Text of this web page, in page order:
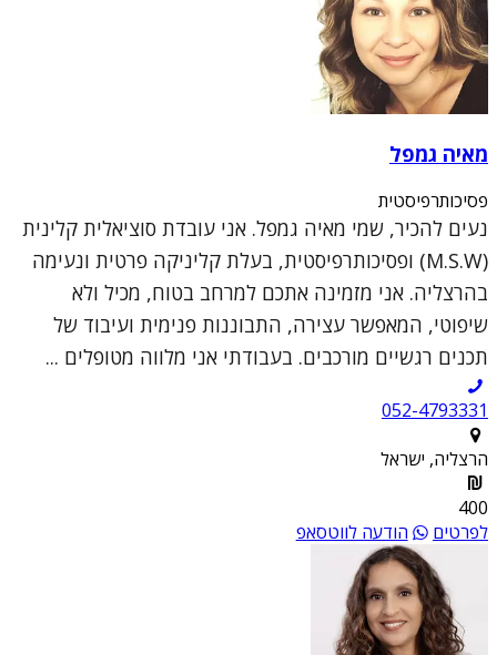
מאיה גמפל
פסיכותרפיסטית
נעים להכיר, שמי מאיה גמפל. אני עובדת סוציאלית קלינית
(M.S.W) ופסיכותרפיסטית, בעלת קליניקה פרטית ונעימה
בהרצליה. אני מזמינה אתכם למרחב בטוח, מכיל ולא
שיפוטי, המאפשר עצירה, התבוננות פנימית ועיבוד של
תכנים רגשיים מורכבים. בעבודתי אני מלווה מטופלים ...
052-4793331
הרצליה, ישראל
400
לפרטים
הודעה לווטסאפ